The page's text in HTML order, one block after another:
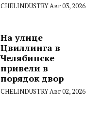
CHELINDUSTRYАвг 03, 2026
На улице
Цвиллинга в
Челябинске
привели в
порядок двор
CHELINDUSTRYАвг 02, 2026